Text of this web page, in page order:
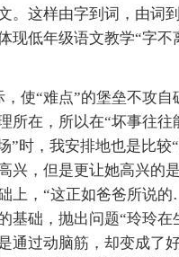
。这样由字到词，由词
现低年级语文教学“字不
，使“难点”的堡垒不攻自
所在，所以在“坏事往往
”时，我安排地也是比较
兴，但是更让她高兴的
上，“这正如爸爸所说
基础，抛出问题“玲玲在
通过动脑筋，却变成了